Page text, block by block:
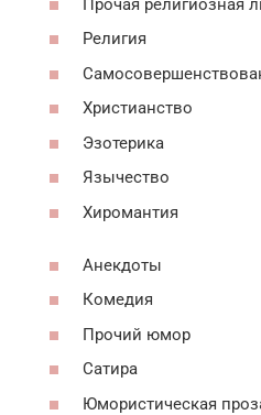
Религия
Христианство
Эзотерика
Язычество
Хиромантия
Анекдоты
Комедия
Прочий юмор
Сатира
Юмористическая